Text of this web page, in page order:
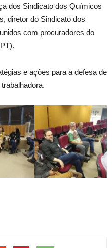
dos Sindicato dos Químicos
diretor do Sindicato dos
com procuradores do
e ações para a defesa de